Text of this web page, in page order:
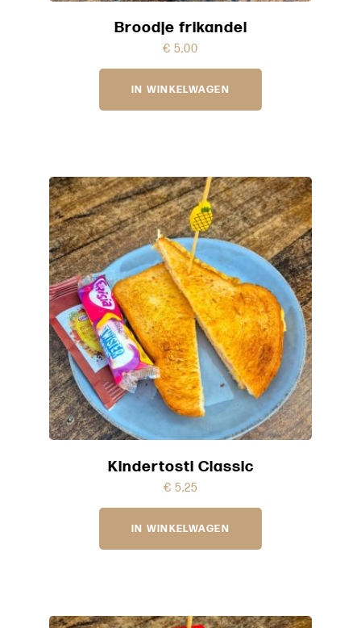
Broodje frikandel
€ 5,00
IN WINKELWAGEN
Kindertosti Classic
€ 5,25
IN WINKELWAGEN